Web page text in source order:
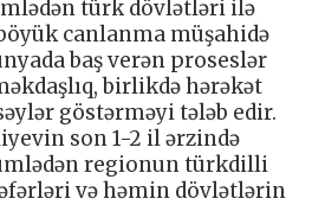
türk dövlətləri ilə
canlanma müşahidə
baş verən proseslər
birlikdə hərəkət
göstərməyi tələb edir.
son 1-2 il ərzində
regionun türkdilli
və həmin dövlətlərin